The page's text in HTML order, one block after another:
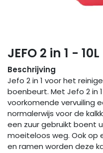
JEFO 2 in 1 - 10L
Beschrijving
Jefo 2 in 1 voor het
boenbeurt. Met Jefo 2 in
voorkomende vervuiling
normalerwijs voor de
een zuur gebruikt boent
moeiteloos weg. Ook op
en ramen worden deze